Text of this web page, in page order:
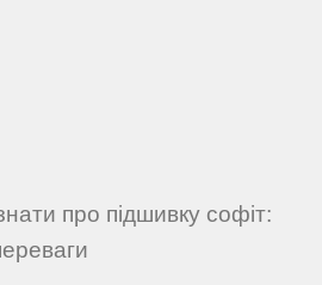
про підшивку софіт: